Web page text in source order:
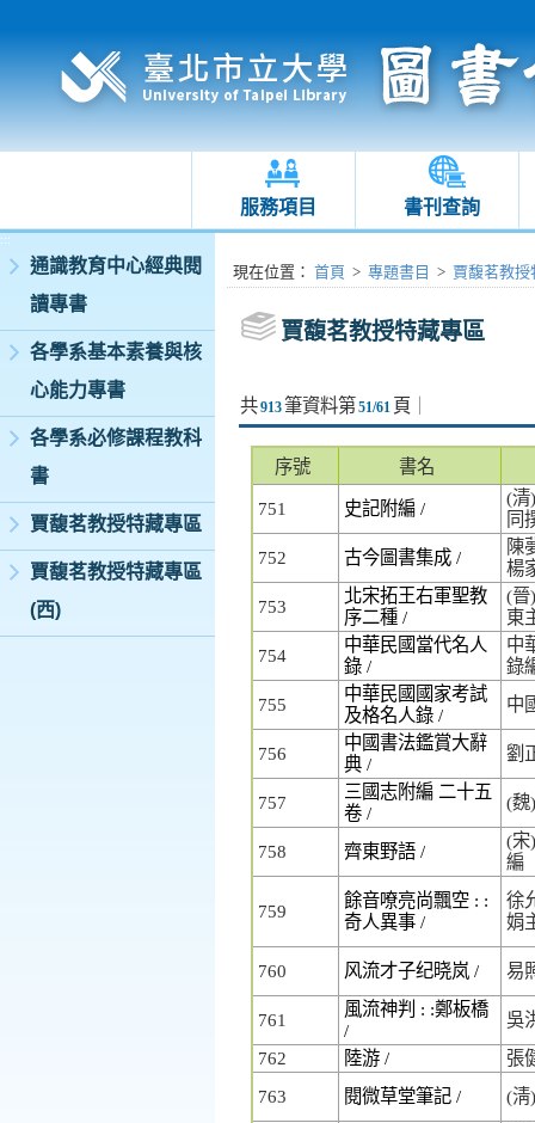
服務項目 書刊查詢
:::
通識教育中心經典閱
讀專書
各學系基本素養與核
心能力專書
各學系必修課程教科
書
賈馥茗教授特藏專區
賈馥茗教授特藏專區
(西)
:::現在位置 ： 首頁 > 專題書目 > 賈馥茗教授
賈馥茗教授特藏專區
共913筆資料第 51/61 頁
序號 書名
751 史記附編 /
(清
同
752
古今圖書集成 /
陳
楊
753
北宋拓王右軍聖教
序二種 /
(晉
東
754
中華民國當代名人
錄 /
中
錄
755
中華民國國家考試
及格名人錄 /
中
756
中國書法鑑賞大辭
典 /
劉
757
三國志附編 二十五
卷 /
(魏
758 齊東野語 /
(宋
編
759
餘音嘹亮尚飄空 : :
奇人異事 /
徐
娟
760 风流才子纪晓岚 / 易
761
風流神判 : :鄭板橋
/
吳
762
陸游 /
張
763
閱微草堂筆記 / (淸